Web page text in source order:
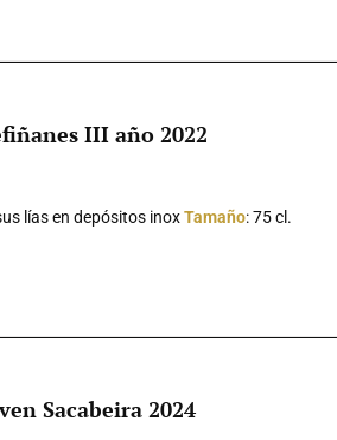
III año 2022
lías en depósitos inoxTamaño: 75 cl.
Sacabeira 2024